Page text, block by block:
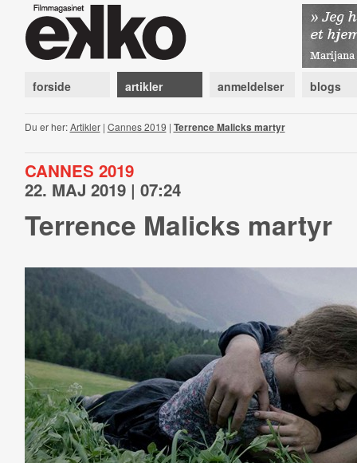
forside artikler anmeldelser blogs
Du er her:Artikler| Cannes 2019 | Terrence Malicks martyr
CANNES 2019
22. MAJ 2019 | 07:24
Terrence Malicks martyr